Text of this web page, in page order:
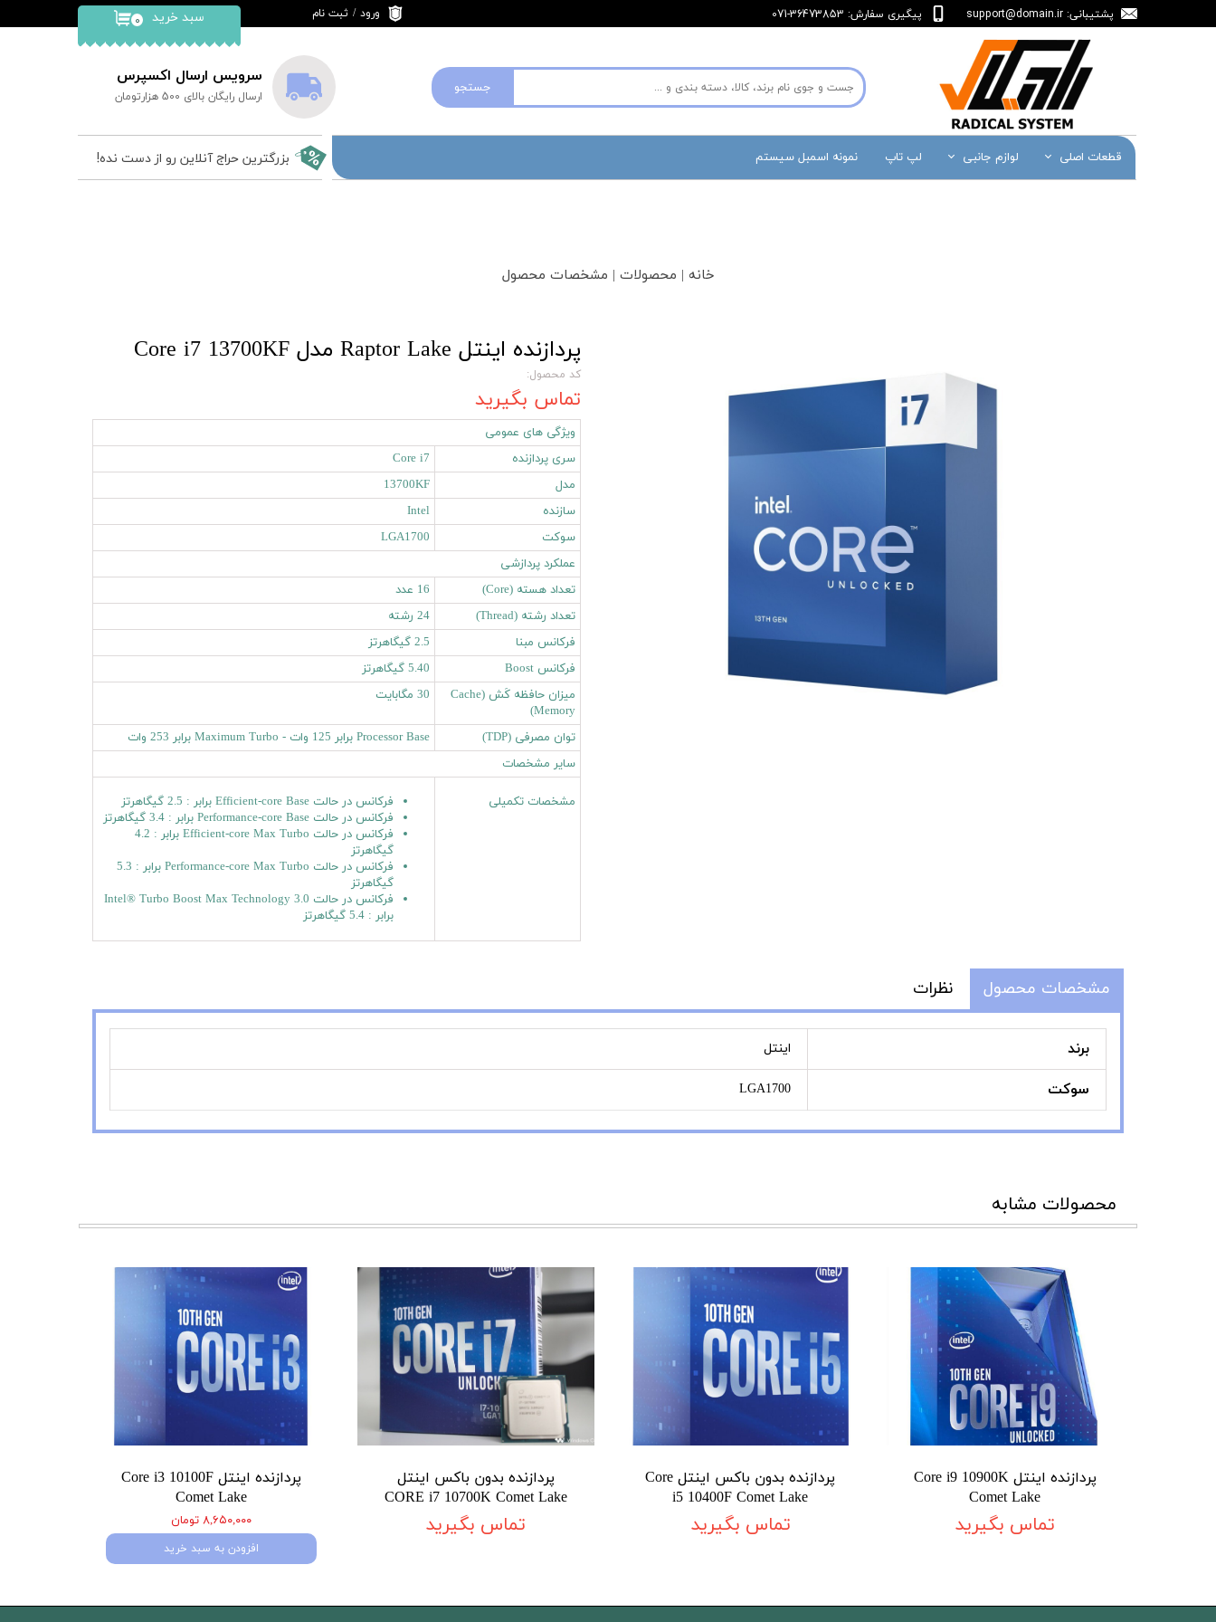
جستجو
سرویس ارسال اکسپرس
ارسال رایگان بالای 500 هزارتومان
پشتیبانی:support@domain.ir پیگیری سفارش: 36473853-071 ۰ سبد خرید ورود / ثبت نام
تغییر گذر واژه
سفارشات
خروج از حساب
قطعات اصلی لوازم جانبی لپ تاپ نمونه اسمبل سیستم بزرگترین حراج آنلاین رو از دست نده!
خانه | محصولات | مشخصات محصول
پردازنده اینتل Raptor Lake مدل Core i7 13700KF
کد محصول:
تماس بگیرید
ویژگی های عمومی
سری پردازنده
Core i7
مدل
13700KF
سازنده
Intel
سوکت
LGA1700
عملکرد پردازشی
تعداد هسته (Core)
16 عدد
تعداد رشته (Thread)
24 رشته
فرکانس مبنا
2.5 گیگاهرتز
فرکانس Boost
5.40 گیگاهرتز
میزان حافظه کَش (Cache
Memory)
30 مگابایت
توان مصرفی (TDP)
Processor Base برابر 125 وات - Maximum Turbo برابر 253 وات
سایر مشخصات
مشخصات تکمیلی
فرکانس در حالت Efficient-core Base برابر : 2.5 گیگاهرتز
فرکانس در حالت Performance-core Base برابر : 3.4 گیگاهرتز
فرکانس در حالت Efficient-core Max Turbo برابر : 4.2
گیگاهرتز
فرکانس در حالت Performance-core Max Turbo برابر : 5.3
گیگاهرتز
فرکانس در حالت Intel® Turbo Boost Max Technology 3.0
برابر : 5.4 گیگاهرتز
مشخصات محصول نظرات
برند اینتل
سوکت LGA1700
محصولات مشابه
پردازنده اینتل Core i9 10900K
Comet Lake
تماس بگیرید
پردازنده بدون باکس اینتل Core
i5 10400F Comet Lake
تماس بگیرید
پردازنده بدون باکس اینتل
CORE i7 10700K Comet Lake
تماس بگیرید
پردازنده اینتل Core i3 10100F
Comet Lake
۸,۶۵۰,۰۰۰ تومان
افزودن به سبد خرید